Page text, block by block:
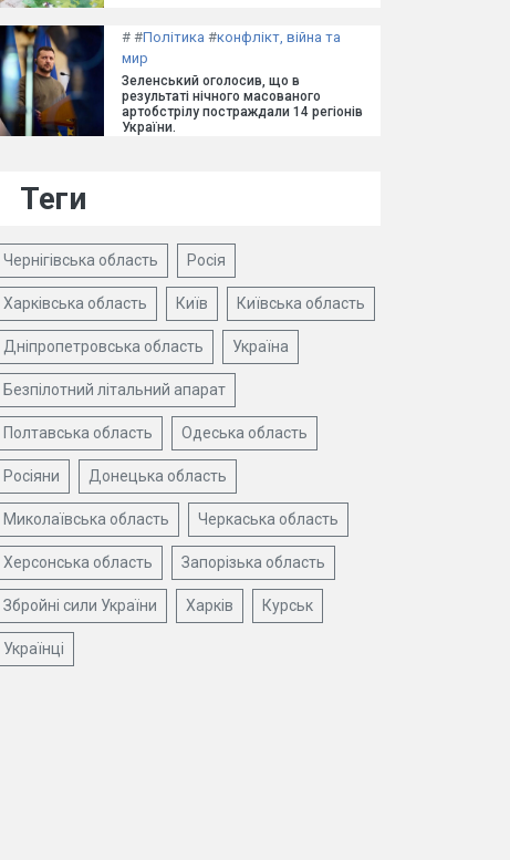
# #Політика #конфлікт, війна та
мир
Зеленський оголосив, що в
результаті нічного масованого
артобстрілу постраждали 14 регіонів
України.
Теги
Чернігівська область Росія
Харківська область Київ Київська область
Дніпропетровська область Україна
Безпілотний літальний апарат
Полтавська область Одеська область
Росіяни Донецька область
Миколаївська область Черкаська область
Херсонська область Запорізька область
Збройні сили України Харків Курськ
Українці